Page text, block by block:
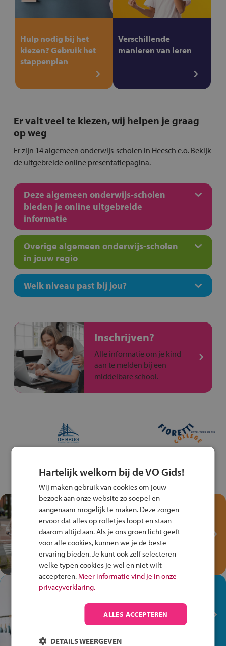
Hulp nodig bij het
kiezen? Gebruik het
stappenplan
Verschillende
manieren van leren
Er valt veel te kiezen, wij helpen je graag
op weg
Er zijn 14 algemeen onderwijs-scholen in Heesch e.o. Bekijk
de uitgebreide online presentatiepagina.
Deze algemeen onderwijs-scholen
bieden je online uitgebreide
informatie
Overige algemeen onderwijs-scholen
in jouw regio
Welk niveau past bij jou?
Inschrijven?
Alle informatie om je kind
aan te melden bij een
middelbare school.
Test je kennis met het
Fiets Veilig
Verkeersspel!
Speel het Fiets Veilig Verkeersspel
en win een Cortina-fiets!
In de winkel ben je op je
plek!
Ontdek via het vmbo jouw talent
op de winkelvloer, waar elke dag
anders is!
Hartelijk welkom bij de VO Gids!
Wij maken gebruik van cookies om jouw
bezoek aan onze website zo soepel en
aangenaam mogelijk te maken. Deze zorgen
ervoor dat alles op rolletjes loopt en staan
daarom altijd aan. Als je ons groen licht geeft
voor alle cookies, kunnen we je de beste
ervaring bieden. Je kunt ook zelf selecteren
welke typen cookies je wel en niet wilt
accepteren. Meer informatie vind je in onze
privacyverklaring.
ALLES ACCEPTEREN
DETAILS WEERGEVEN